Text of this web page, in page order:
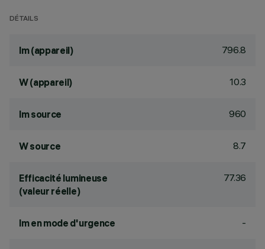
DÉTAILS
lm (appareil) 796.8
W (appareil) 10.3
lm source 960
W source 8.7
Efficacité lumineuse
(valeur réelle)
77.36
lm en mode d'urgence -